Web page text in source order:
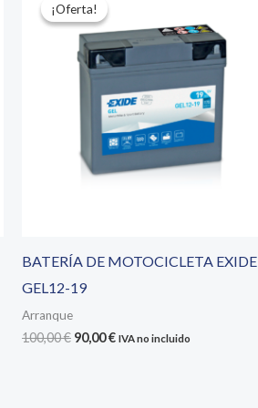
¡Oferta!
¡Oferta!
BATERÍA DE MOTOCICLETA EXIDE
GEL12-19
Arranque
100,00€ El
90,00€ElIVA no incluido